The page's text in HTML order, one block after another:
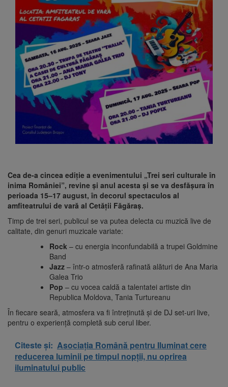
Cea de-a cincea ediție a evenimentului „Trei seri culturale în
inima României”, revine și anul acesta și se va desfășura în
perioada 15–17 august, în decorul spectaculos al
amfiteatrului de vară al Cetății Făgăraș.
Timp de trei seri, publicul se va putea delecta cu muzică live de
calitate, din genuri muzicale variate:
Rock – cu energia inconfundabilă a trupei Goldmine
Band
Jazz – într-o atmosferă rafinată alături de Ana Maria
Galea Trio
Pop – cu vocea caldă a talentatei artiste din
Republica Moldova, Tania Turtureanu
În fiecare seară, atmosfera va fi întreținută și de DJ set-uri live,
pentru o experiență completă sub cerul liber.
Citeste și: Asociația Română pentru Iluminat cere
reducerea luminii pe timpul nopții, nu oprirea
iluminatului public